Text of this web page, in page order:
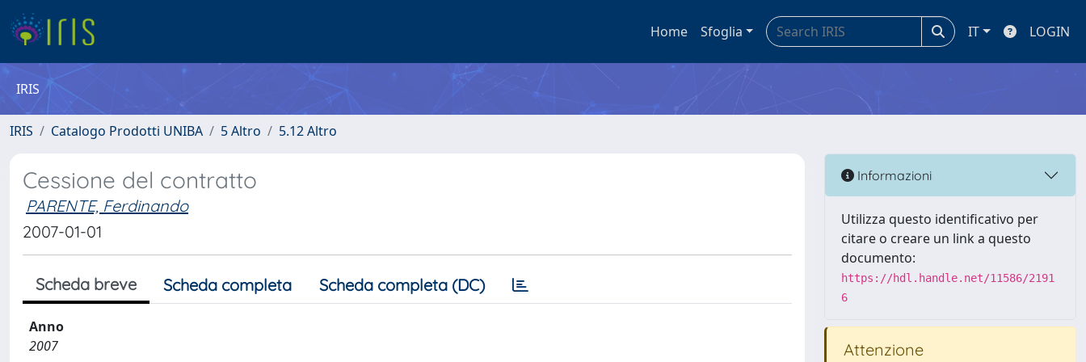
Home Sfoglia IT LOGIN
IRIS
IRIS Catalogo Prodotti UNIBA 5 Altro 5.12 Altro
Cessione del contratto
PARENTE, Ferdinando
2007-01-01
Scheda breve Scheda completa Scheda completa (DC)
Anno
2007
Informazioni
Utilizza questo identificativo per
citare o creare un link a questo
documento:
https://hdl.handle.net/11586/2191
6
Attenzione